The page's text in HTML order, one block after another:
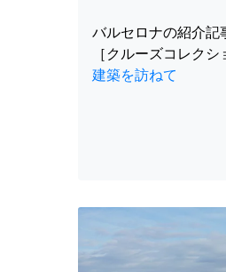
バルセロナの紹介記
［クルーズコレクシ
建築を訪ねて